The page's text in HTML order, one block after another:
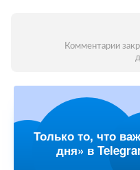
Комментарии
Только то, что
дня» в